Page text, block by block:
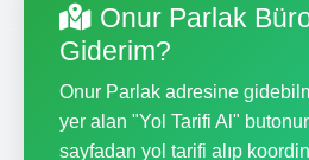
Onur Parlak
Giderim?
Onur Parlak adresine
yer alan "Yol Tarifi Al"
sayfadan yol tarifi alıp